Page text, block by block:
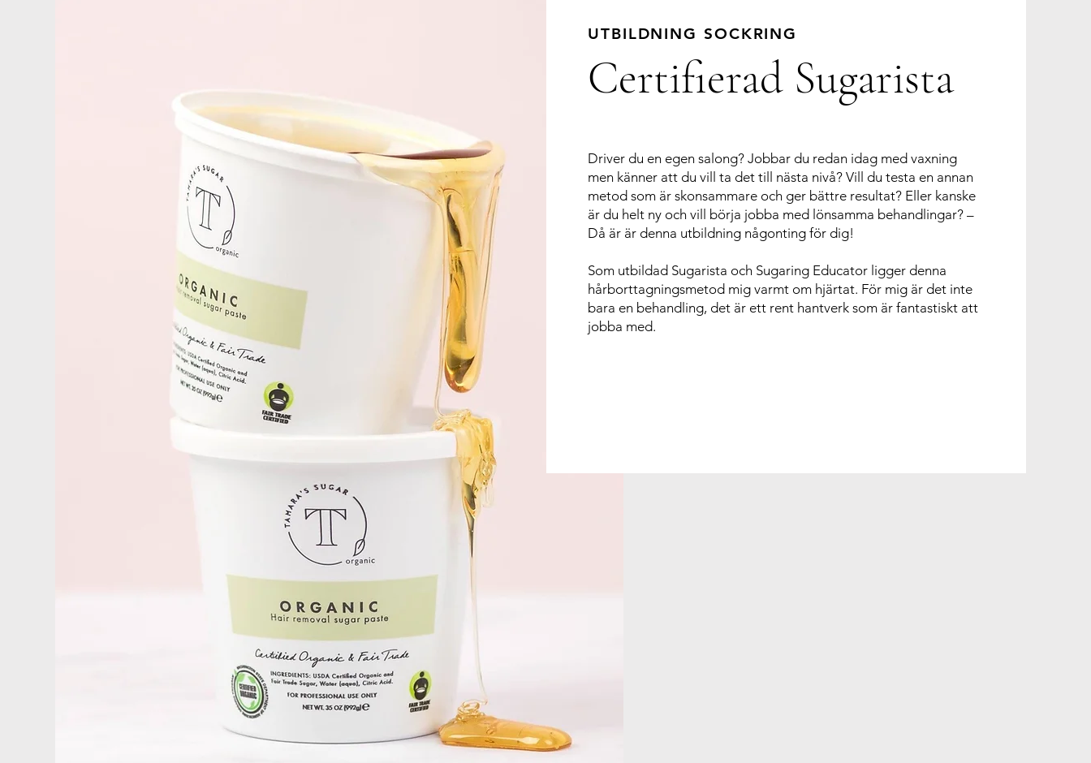
UTBILDNING SOCKRING
Certifierad Sugarista
Driver du en egen salong? Jobbar du redan idag med vaxning
men känner att du vill ta det till nästa nivå? Vill du testa en annan
metod som är skonsammare och ger bättre resultat? Eller kanske
är du helt ny och vill börja jobba med lönsamma behandlingar? –
Då är är denna utbildning någonting för dig!
Som utbildad Sugarista och Sugaring Educator ligger denna
hårborttagningsmetod mig varmt om hjärtat. För mig är det inte
bara en behandling, det är ett rent hantverk som är fantastiskt att
jobba med.